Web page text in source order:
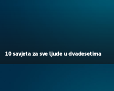
10 savjeta za sve ljude u dvadesetima